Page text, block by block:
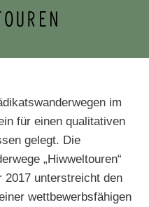
im
für einen qualitativen
gelegt. Die
„Hiwweltouren“
2017 unterstreicht den
wettbewerbsfähigen